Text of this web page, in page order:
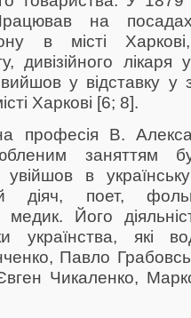
на
в місті
дивізійного
у відставку у
Харкові [6; 8].
професія В.
заняттям
увійшов в
діяч, поет,
Його
українства, які
Павло
Чикаленко,